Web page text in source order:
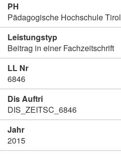
PH
Pädagogische Hochschule Tirol
Leistungstyp
Beitrag in einer Fachzeitschrift
LL Nr
6846
Dis Auftri
DIS_ZEITSC_6846
Jahr
2015